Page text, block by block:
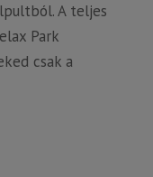
A teljes
Park
csak a